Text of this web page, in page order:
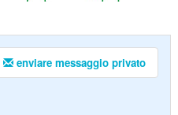
enviare messaggio privato